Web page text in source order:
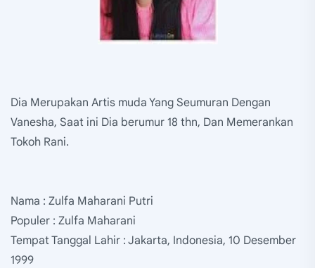
Dia Merupakan Artis muda Yang Seumuran Dengan
Vanesha, Saat ini Dia berumur 18 thn, Dan Memerankan
Tokoh Rani.
Nama : Zulfa Maharani Putri
Populer : Zulfa Maharani
Tempat Tanggal Lahir : Jakarta, Indonesia, 10 Desember
1999